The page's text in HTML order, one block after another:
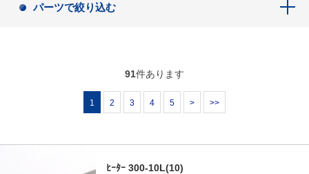
パーツで絞り込む
91件あります
1 2 3 4 5 > >>
ﾋｰﾀｰ 300-10L(10)